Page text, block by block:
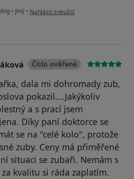
• Jiný • podle názoru uživatele Pavel Bednařík
Nahlásit zneužití
Číslo ověřené
dala mi dohromady zub,
pokazil....Jakýkoliv
a s prací jsem
Díky paní doktorce se
se na "celé kolo", protože
zuby. Ceny má přiměřené
situaci se zubaři. Nemám s
kvalitu si ráda zaplatím.